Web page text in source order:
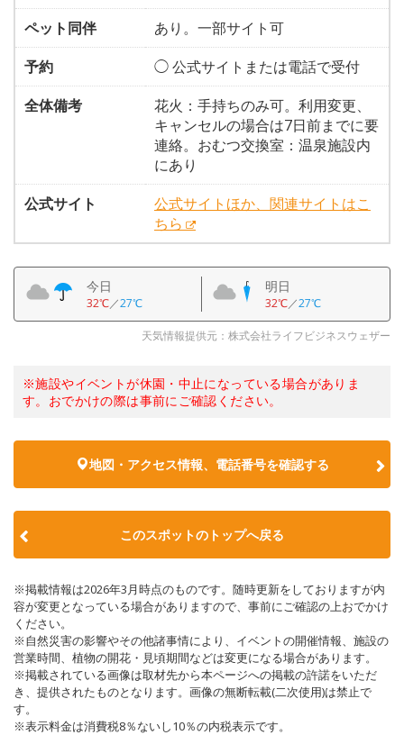
ペット同伴
あり。一部サイト可
予約
◯ 公式サイトまたは電話で受付
全体備考
花火：手持ちのみ可。利用変更、
キャンセルの場合は7日前までに要
連絡。おむつ交換室：温泉施設内
にあり
公式サイト
公式サイトほか、関連サイトはこ
ちら
今日
32℃／27℃
明日
32℃／27℃
天気情報提供元：株式会社ライフビジネスウェザー
※施設やイベントが休園・中止になっている場合がありま
す。おでかけの際は事前にご確認ください。
地図・アクセス情報、電話番号を確認する
このスポットのトップへ戻る
※掲載情報は2026年3月時点のものです。随時更新をしておりますが内
容が変更となっている場合がありますので、事前にご確認の上おでかけ
ください。
※自然災害の影響やその他諸事情により、イベントの開催情報、施設の
営業時間、植物の開花・見頃期間などは変更になる場合があります。
※掲載されている画像は取材先から本ページへの掲載の許諾をいただ
き、提供されたものとなります。画像の無断転載(二次使用)は禁止で
す。
※表示料金は消費税8％ないし10％の内税表示です。